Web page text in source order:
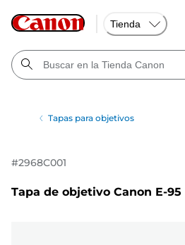
Tienda
Tapas para objetivos
#2968C001
Tapa de objetivo Canon E-95